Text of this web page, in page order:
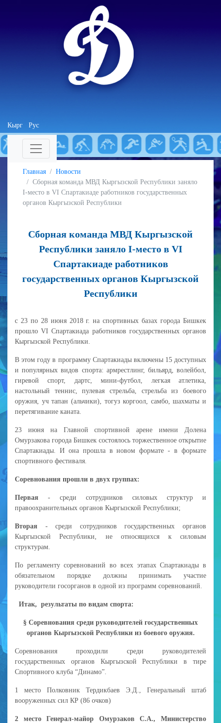
Кырг Рус
Главная
Новости
Сборная команда МВД Кыргызской Республики заняло
I-место в VI Спартакиаде работников государственных
органов Кыргызской Республики
Сборная команда МВД Кыргызской
Республики заняло I-место в VI
Спартакиаде работников
государственных органов Кыргызской
Республики
с 23 по 28 июня 2018 г. на спортивных базах города Бишкек
прошло VI Спартакиада работников государственных органов
Кыргызской Республики.
В этом году в программу Спартакиады включены 15 доступных
и популярных видов спорта: армрестлинг, бильярд, волейбол,
гиревой спорт, дартс, мини-футбол, легкая атлетика,
настольный теннис, пулевая стрельба, стрельба из боевого
оружия, уч тапан (альчики), тогуз коргоол, самбо, шахматы и
перетягивание каната.
23 июня на Главной спортивной арене имени Долена
Омурзакова города Бишкек состоялось торжественное открытие
Спартакиады. И она прошла в новом формате - в формате
спортивного фестиваля.
Соревнования прошли в двух группах:
Первая - среди сотрудников силовых структур и
правоохранительных органов Кыргызской Республики;
Вторая - среди сотрудников государственных органов
Кыргызской Республики, не относящихся к силовым
структурам.
По регламенту соревнований во всех этапах Спартакиады в
обязательном порядке должны принимать участие
руководители госорганов в одной из программ соревнований.
Итак, результаты по видам спорта:
§ Соревнования среди руководителей государственных
органов Кыргызской Республики из боевого оружия.
Соревнования проходили среди руководителей
государственных органов Кыргызской Республики в тире
Спортивного клуба “Динамо”.
1 место Полковник Тердикбаев Э.Д., Генеральный штаб
вооруженных сил КР (86 очков)
2 место Генерал-майор Омурзаков С.А., Министерство